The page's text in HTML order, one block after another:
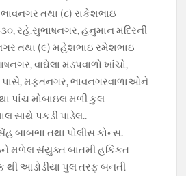
તથા (૮) રાકેશભાઇ
રહે.સુભાષનગર, હનુમાન મંદિરની
તથા (૯) મહેશભાઇ રમેશભાઇ
વાઘેલા મંડપવાળો ખાંચો,
પાસે, મફતનગર, ભાવનગરવાળાઓને
પાંચ મોબાઇલ મળી કુલ
સાથે પકડી પાડેલ..
બાબભા તથા પોલીસ કોન્સ.
મળેલ સંયુક્ત બાતમી હકિકત
થી આડોડીયા પુલ તરફ બનતી